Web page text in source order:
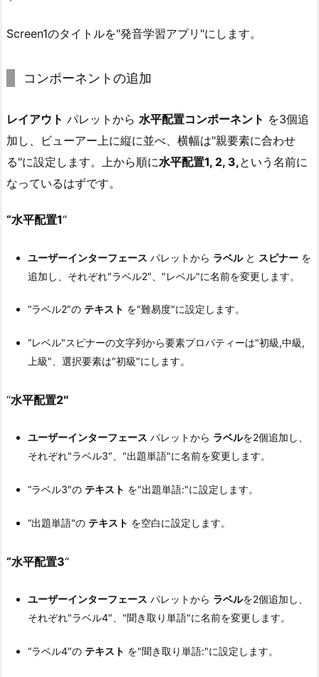
Screen1のタイトルを"発音学習アプリ"にします。
コンポーネントの追加
レイアウト パレットから 水平配置コンポーネント を3個追
加し、ビューアー上に縦に並べ、横幅は"親要素に合わせ
る"に設定します。上から順に水平配置1, 2, 3,という名前に
なっているはずです。
“水平配置1“
ユーザーインターフェース パレットから ラベルと スピナー を
追加し、それぞれ"ラベル2″、"レベル"に名前を変更します。
“ラベル2″の テキスト を"難易度"に設定します。
“レベル"スピナーの文字列から要素プロパティーは"初級,中級,
上級"、選択要素は"初級"にします。
“水平配置2″
ユーザーインターフェース パレットから ラベルを2個追加し、
それぞれ"ラベル3″、"出題単語"に名前を変更します。
“ラベル3″の テキスト を"出題単語:"に設定します。
“出題単語"の テキスト を空白に設定します。
“水平配置3“
ユーザーインターフェース パレットから ラベルを2個追加し、
それぞれ"ラベル4″、"聞き取り単語"に名前を変更します。
“ラベル4″の テキスト を"聞き取り単語:"に設定します。